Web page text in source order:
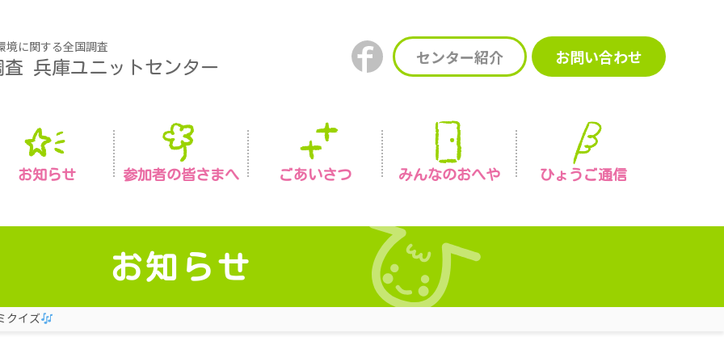
境に関する全国調査
査 兵庫ユニットセンター
センター紹介 お問い合わせ
お知らせ 参加者の皆さまへ ごあいさつ みんなのおへや ひょうご通信
お知らせ
クイズ